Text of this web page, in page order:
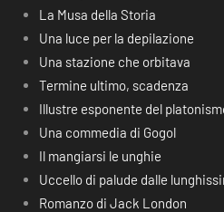
La Musa della Storia
Una luce per la depilazione
Una stazione che orbitava
Termine ultimo, scadenza
Illustre esponente del
Una commedia di Gogol
Il mangiarsi le unghie
Uccello di palude dalle
Romanzo di Jack London